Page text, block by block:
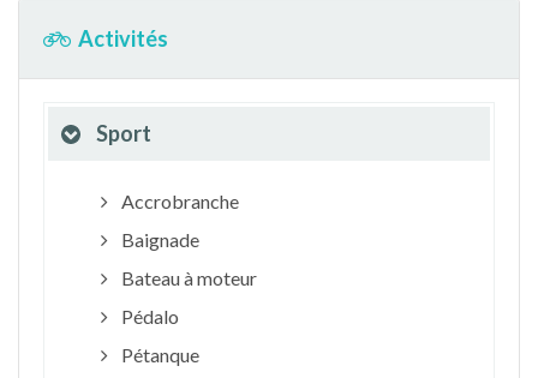
Activités
Sport
Accrobranche
Baignade
Bateau à moteur
Pédalo
Pétanque